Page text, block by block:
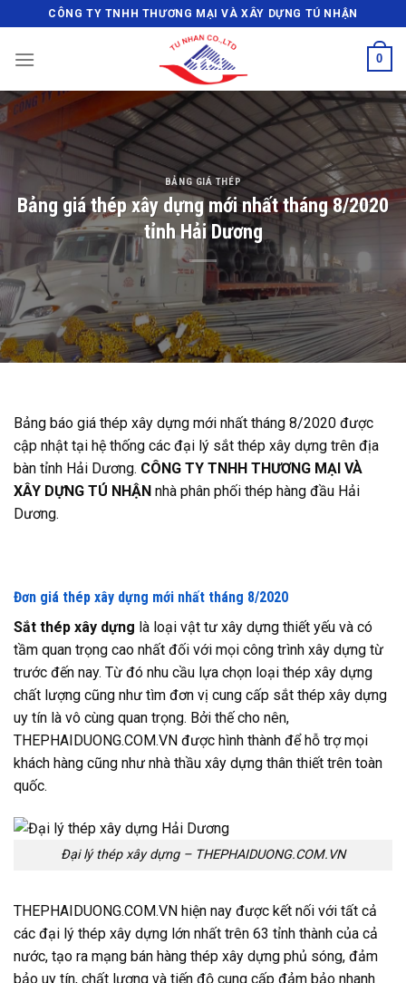
content
CÔNG TY TNHH THƯƠNG MẠI VÀ XÂY DỰNG TÚ NHẬN
0
BẢNG GIÁ THÉP
Bảng giá thép xây dựng mới nhất tháng 8/2020
tỉnh Hải Dương
Bảng báo giá thép xây dựng mới nhất tháng 8/2020 được
cập nhật tại hệ thống các đại lý sắt thép xây dựng trên địa
bàn tỉnh Hải Dương. CÔNG TY TNHH THƯƠNG MẠI VÀ
XÂY DỰNG TÚ NHẬN nhà phân phối thép hàng đầu Hải
Dương.
Đơn giá thép xây dựng mới nhất tháng 8/2020
Sắt thép xây dựng là loại vật tư xây dựng thiết yếu và có
tầm quan trọng cao nhất đối với mọi công trình xây dựng từ
trước đến nay. Từ đó nhu cầu lựa chọn loại thép xây dựng
chất lượng cũng như tìm đơn vị cung cấp sắt thép xây dựng
uy tín là vô cùng quan trọng. Bởi thế cho nên,
THEPHAIDUONG.COM.VN được hình thành để hỗ trợ mọi
khách hàng cũng như nhà thầu xây dựng thân thiết trên toàn
quốc.
Đại lý thép xây dựng – THEPHAIDUONG.COM.VN
THEPHAIDUONG.COM.VN hiện nay được kết nối với tất cả
các đại lý thép xây dựng lớn nhất trên 63 tỉnh thành của cả
nước, tạo ra mạng bán hàng thép xây dựng phủ sóng, đảm
bảo uy tín, chất lượng và tiến độ cung cấp đảm bảo nhanh